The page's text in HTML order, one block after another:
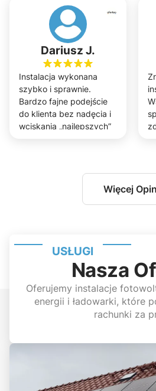
Dariusz J.
Instalacja wykonana
szybko i sprawnie.
Bardzo fajne podejście
do klienta bez nadęcia i
wciskania „najlepszych”
jest takie oczywiste.
Więcej
USŁUGI
Nasza
Oferujemy instalacje
energii i ładowarki, które
rachunki za